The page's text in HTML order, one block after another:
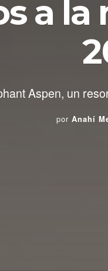
a la
Aspen, un
por Anahí